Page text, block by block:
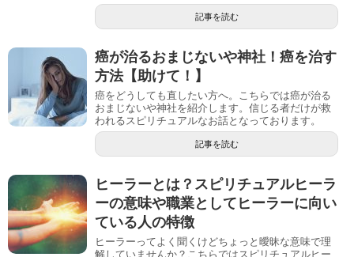
記事を読む
癌が治るおまじないや神社！癌を治す
方法【助けて！】
癌をどうしても直したい方へ。こちらでは癌が治る
おまじないや神社を紹介します。信じる者だけが救
われるスピリチュアルなお話となっております。
記事を読む
ヒーラーとは？スピリチュアルヒーラ
ーの意味や職業としてヒーラーに向い
ている人の特徴
ヒーラーってよく聞くけどちょっと曖昧な意味で理
解していませんか？こちらではスピリチュアルヒー